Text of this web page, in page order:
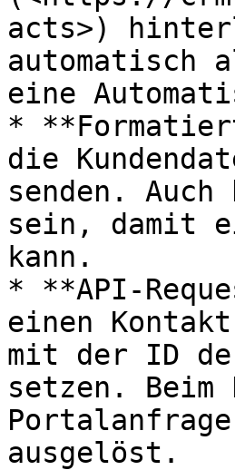
acts>)
automatisch
eine
*
die
senden.
sein, damit
kann.
* **API-
einen
mit der ID
setzen.
ausgelöst.